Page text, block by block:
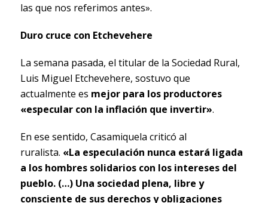
las que nos referimos antes».
Duro cruce con Etchevehere
La semana pasada, el titular de la Sociedad Rural,
Luis Miguel Etchevehere, sostuvo que
actualmente es mejor para los productores
«especular con la inflación que invertir».
En ese sentido, Casamiquela criticó al
ruralista. «La especulación nunca estará ligada
a los hombres solidarios con los intereses del
pueblo. (…) Una sociedad plena, libre y
consciente de sus derechos y obligaciones